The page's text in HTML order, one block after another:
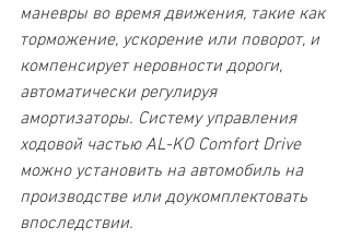
маневры во время движения, такие как
торможение, ускорение или поворот, и
компенсирует неровности дороги,
автоматически регулируя
амортизаторы. Систему управления
ходовой частью AL-KO Comfort Drive
можно установить на автомобиль на
производстве или доукомплектовать
впоследствии.